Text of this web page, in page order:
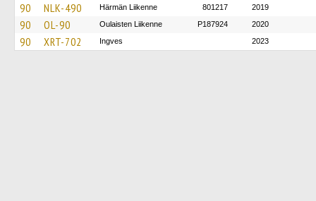
90 NLK-490 Härmän Liikenne 801217 2019
90 OL-90 Oulaisten Liikenne P187924 2020
90 XRT-702 Ingves 2023